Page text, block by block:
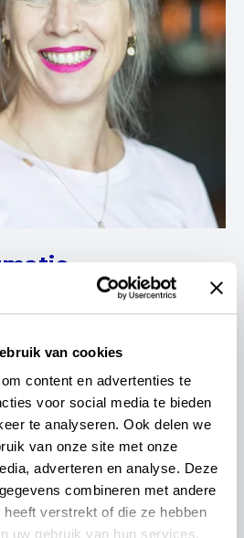
van cookies
content en advertenties te
voor social media te bieden
te analyseren. Ook delen we
van onze site met onze
adverteren en analyse. Deze
combineren met andere
verstrekt of die ze hebben
uw gebruik van hun services.
en ik woon in Arnhem.
plezier les in de vakken